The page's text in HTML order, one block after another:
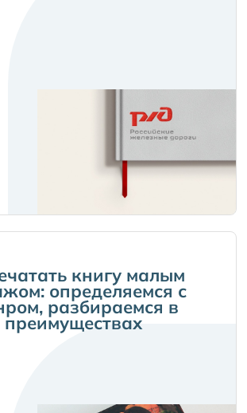
книгу малым
определяемся с
разбираемся в
преимуществах